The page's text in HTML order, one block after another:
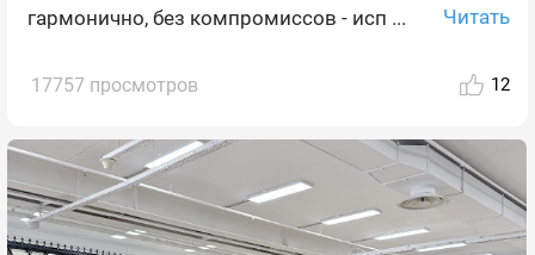
гармонично, без компромиссов - исп ...
Читать
17757 просмотров 12